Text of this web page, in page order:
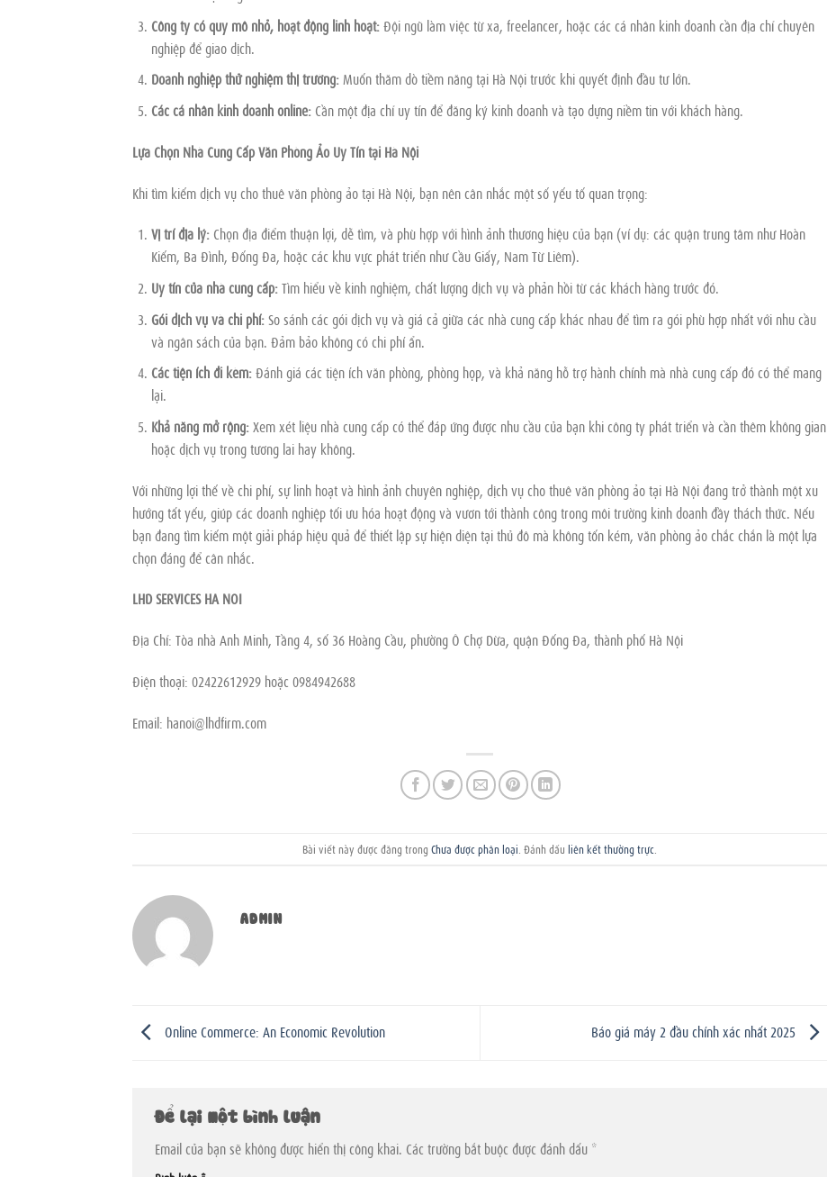
Công ty có quy mô nhỏ, hoạt động linh hoạt:Đội ngũ làm việc từ xa, freelancer, hoặc các cá nhân kinh doanh cần địa chỉ chuyên
nghiệp để giao dịch.
Doanh nghiệp thử nghiệm thị trường:Muốn thăm dò tiềm năng tại Hà Nội trước khi quyết định đầu tư lớn.
Các cá nhân kinh doanh online:Cần một địa chỉ uy tín để đăng ký kinh doanh và tạo dựng niềm tin với khách hàng.
Lựa Chọn Nhà Cung Cấp Văn Phòng Ảo Uy Tín tại Hà Nội
Khi tìm kiếm dịch vụ cho thuê văn phòng ảo tại Hà Nội, bạn nên cân nhắc một số yếu tố quan trọng:
Vị trí địa lý:Chọn địa điểm thuận lợi, dễ tìm, và phù hợp với hình ảnh thương hiệu của bạn (ví dụ: các quận trung tâm như Hoàn
Kiếm, Ba Đình, Đống Đa, hoặc các khu vực phát triển như Cầu Giấy, Nam Từ Liêm).
Uy tín của nhà cung cấp:Tìm hiểu về kinh nghiệm, chất lượng dịch vụ và phản hồi từ các khách hàng trước đó.
Gói dịch vụ và chi phí:So sánh các gói dịch vụ và giá cả giữa các nhà cung cấp khác nhau để tìm ra gói phù hợp nhất với nhu cầu
và ngân sách của bạn. Đảm bảo không có chi phí ẩn.
Các tiện ích đi kèm:Đánh giá các tiện ích văn phòng, phòng họp, và khả năng hỗ trợ hành chính mà nhà cung cấp đó có thể mang
lại.
Khả năng mở rộng:Xem xét liệu nhà cung cấp có thể đáp ứng được nhu cầu của bạn khi công ty phát triển và cần thêm không gian
hoặc dịch vụ trong tương lai hay không.
Với những lợi thế về chi phí, sự linh hoạt và hình ảnh chuyên nghiệp, dịch vụ cho thuê văn phòng ảo tại Hà Nội đang trở thành một xu
hướng tất yếu, giúp các doanh nghiệp tối ưu hóa hoạt động và vươn tới thành công trong môi trường kinh doanh đầy thách thức. Nếu
bạn đang tìm kiếm một giải pháp hiệu quả để thiết lập sự hiện diện tại thủ đô mà không tốn kém, văn phòng ảo chắc chắn là một lựa
chọn đáng để cân nhắc.
LHD SERVICES HA NOI
Địa Chỉ: Tòa nhà Anh Minh, Tầng 4, số 36 Hoàng Cầu, phường Ô Chợ Dừa, quận Đống Đa, thành phố Hà Nội
Điện thoại: 02422612929 hoặc 0984942688
Email: hanoi@lhdfirm.com
Bài viết này được đăng trongChưa được phân loại . Đánh dấuliên kết thường trực
ADMIN
Online Commerce: An Economic Revolution Báo giá máy 2 đầu chính xác nhất 2025
Để lại một bình luận
Email của bạn sẽ không được hiển thị công khai. Các trường bắt buộc được đánh dấu *